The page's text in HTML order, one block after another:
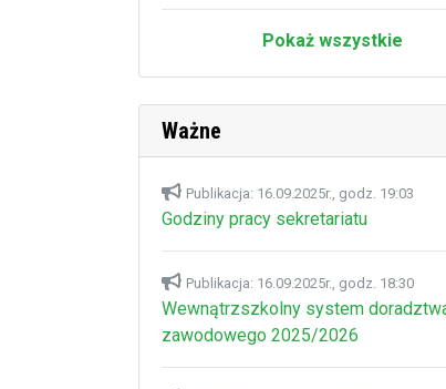
Pokaż wszystkie
Ważne
Publikacja: 16.09.2025r., godz. 19:03
Godziny pracy sekretariatu
Publikacja: 16.09.2025r., godz. 18:30
Wewnątrzszkolny system
zawodowego 2025/2026